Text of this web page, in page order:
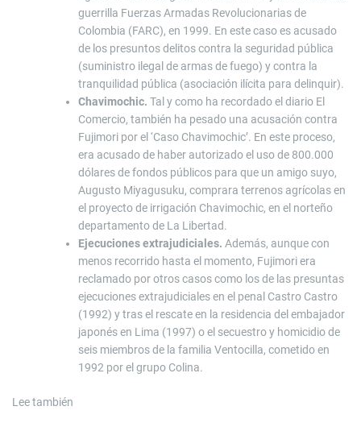
guerrilla Fuerzas Armadas Revolucionarias de
Colombia (FARC), en 1999. En este caso es acusado
de los presuntos delitos contra la seguridad pública
(suministro ilegal de armas de fuego) y contra la
tranquilidad pública (asociación ilícita para delinquir).
Chavimochic. Tal y como ha recordado el diario El
Comercio, también ha pesado una acusación contra
Fujimori por el ‘Caso Chavimochic’. En este proceso,
era acusado de haber autorizado el uso de 800.000
dólares de fondos públicos para que un amigo suyo,
Augusto Miyagusuku, comprara terrenos agrícolas en
el proyecto de irrigación Chavimochic, en el norteño
departamento de La Libertad.
Ejecuciones extrajudiciales. Además, aunque con
menos recorrido hasta el momento, Fujimori era
reclamado por otros casos como los de las presuntas
ejecuciones extrajudiciales en el penal Castro Castro
(1992) y tras el rescate en la residencia del embajador
japonés en Lima (1997) o el secuestro y homicidio de
seis miembros de la familia Ventocilla, cometido en
1992 por el grupo Colina.
Lee también